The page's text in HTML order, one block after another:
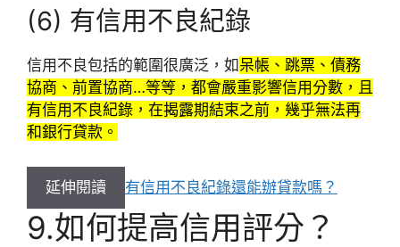
(6) 有信用不良紀錄
信用不良包括的範圍很廣泛，如 呆帳、跳票、債務
協商、前置協商…等等，都會嚴重影響信用分數，且
有信用不良紀錄，在揭露期結束之前，幾乎無法再
和銀行貸款。
延伸閱讀 有信用不良紀錄還能辦貸款嗎？
9.如何提高信用評分？